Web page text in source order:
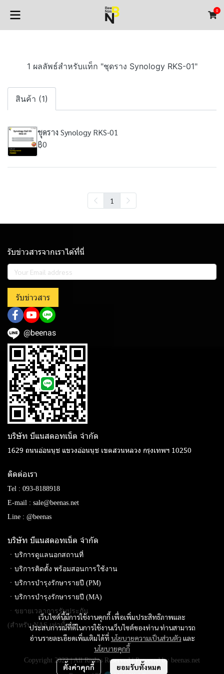
0
1 ผลลัพธ์สำหรับแท็ก "ชุดราง Synology RKS-01"
สินค้า (1)
ชุดราง Synology RKS-01
฿0
1
เว็บไซต์นี้มีการใช้งานคุกกี้ เพื่อเพิ่มประสิทธิภาพและ
ประสบการณ์ที่ดีในการใช้งานเว็บไซต์ของท่าน ท่านสามารถ
อ่านรายละเอียดเพิ่มเติมได้ที่ นโยบายความเป็นส่วนตัว และ
นโยบายคุกกี้
ตั้งค่าคุกกี้ ยอมรับทั้งหมด
รับข่าวสารจากเราได้ที่นี่
รับข่าวสาร
@beenas
บริษัท บีแนสดอทเน็ต จํากัด
1629 ถนนอ่อนนุช แขวงอ่อนนุช เขตสวนหลวง กรุงเทพฯ 10250
ติดต่อเรา
Tel : 093-8188918
E-mail : sale@beenas.net
Line : @beenas
บริษัท บีแนสดอทเน็ต จํากัด
ㆍบริการดูแลนอกสถานที่
ㆍบริการติดตั้ง พร้อมสอนการใช้งาน
ㆍบริการบำรุงรักษารายปี (PM)
ㆍบริการบำรุงรักษารายปี (MA)
ㆍขยายเวลาการรับประกัน
(สำหรับ NAS เท่านั้น)
Copyright 2023 | All Rights Reserved | Powered by beenas.net